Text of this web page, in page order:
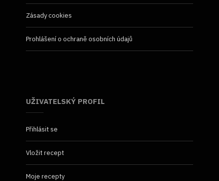
Zásady cookies
Prohlášení o ochraně osobních údajů
UŽIVATELSKÝ PROFIL
Přihlásit se
Vložit recept
Moje recepty